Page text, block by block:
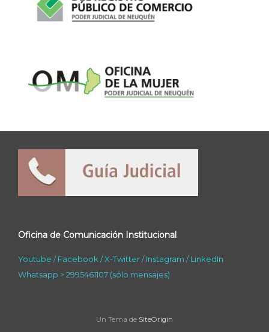
Oficina de Comunicación Institucional
Youtube /Facebook /X-Twitter/Instagram /LinkedIn
Whatsapp > 2995461107 (sólo mensajes)
Un Tema de SiteOrigin